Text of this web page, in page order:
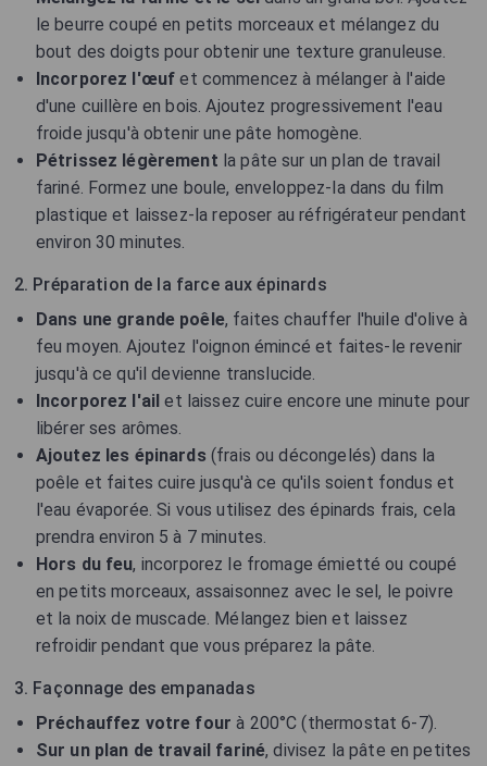
le beurre coupé en petits morceaux et mélangez du
bout des doigts pour obtenir une texture granuleuse.
Incorporez l'œuf et commencez à mélanger à l'aide
d'une cuillère en bois. Ajoutez progressivement l'eau
froide jusqu'à obtenir une pâte homogène.
Pétrissez légèrement la pâte sur un plan de travail
fariné. Formez une boule, enveloppez-la dans du film
plastique et laissez-la reposer au réfrigérateur pendant
environ 30 minutes.
2. Préparation de la farce aux épinards
Dans une grande poêle, faites chauffer l'huile d'olive à
feu moyen. Ajoutez l'oignon émincé et faites-le revenir
jusqu'à ce qu'il devienne translucide.
Incorporez l'ail et laissez cuire encore une minute pour
libérer ses arômes.
Ajoutez les épinards (frais ou décongelés) dans la
poêle et faites cuire jusqu'à ce qu'ils soient fondus et
l'eau évaporée. Si vous utilisez des épinards frais, cela
prendra environ 5 à 7 minutes.
Hors du feu, incorporez le fromage émietté ou coupé
en petits morceaux, assaisonnez avec le sel, le poivre
et la noix de muscade. Mélangez bien et laissez
refroidir pendant que vous préparez la pâte.
3. Façonnage des empanadas
Préchauffez votre four à 200°C (thermostat 6-7).
Sur un plan de travail fariné, divisez la pâte en petites